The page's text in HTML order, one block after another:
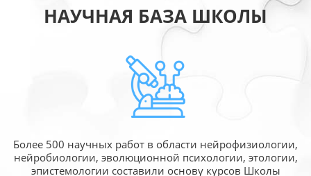
НАУЧНАЯ БАЗА ШКОЛЫ
Более 500 научных работ в области нейрофизиологии,
нейробиологии, эволюционной психологии, этологии,
эпистемологии составили основу курсов Школы